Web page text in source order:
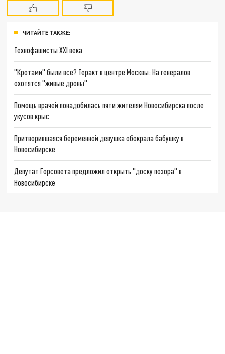
ЧИТАЙТЕ ТАКЖЕ:
Технофашисты XXI века
"Кротами" были все? Теракт в центре Москвы: На генералов
охотятся "живые дроны"
Помощь врачей понадобилась пяти жителям Новосибирска после
укусов крыс
Притворившаяся беременной девушка обокрала бабушку в
Новосибирске
Депутат Горсовета предложил открыть "доску позора" в
Новосибирске